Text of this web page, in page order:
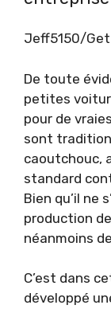
Jeff5150/
De toute
petites
pour de
sont
caoutchouc,
standard
Bien qu’il ne
production
néanmoins
C’est dans
développé